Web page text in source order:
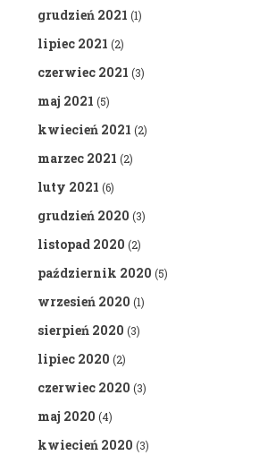
grudzień 2021 (1)
lipiec 2021 (2)
czerwiec 2021 (3)
maj 2021 (5)
kwiecień 2021 (2)
marzec 2021 (2)
luty 2021 (6)
grudzień 2020 (3)
listopad 2020 (2)
październik 2020 (5)
wrzesień 2020 (1)
sierpień 2020 (3)
lipiec 2020 (2)
czerwiec 2020 (3)
maj 2020 (4)
kwiecień 2020 (3)